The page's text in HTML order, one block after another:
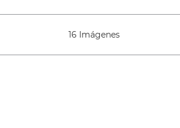
16 Imágenes